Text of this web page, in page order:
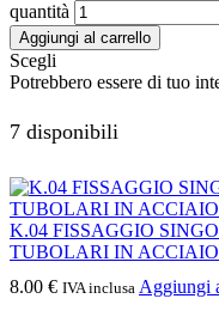
quantità
Aggiungi al carrello
Scegli
Potrebbero essere di tuo
7 disponibili
K.04 FISSAGGIO
TUBOLARI IN
8.00 € IVA inclusa Aggiungi